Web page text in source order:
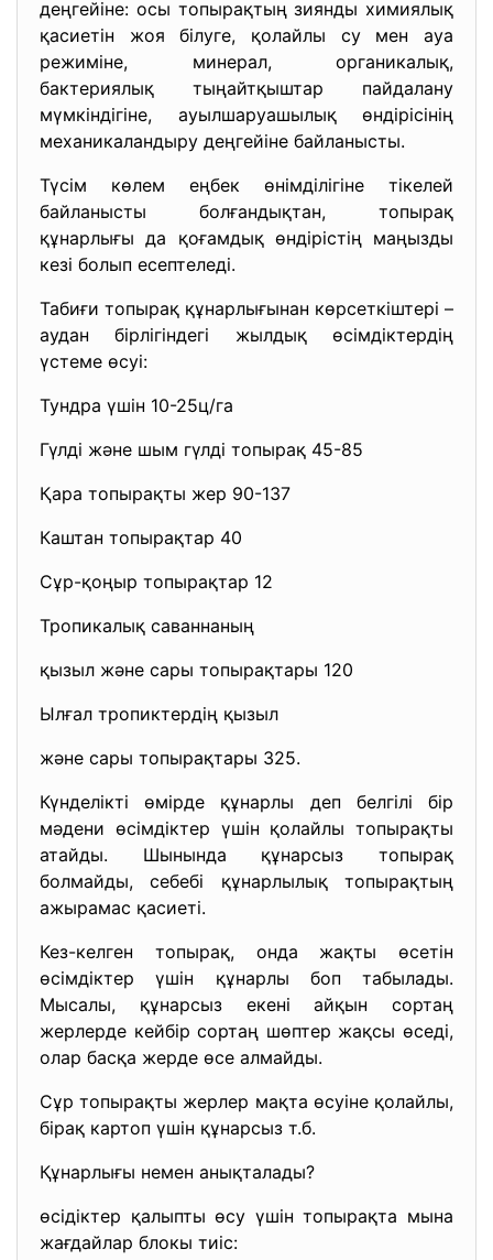
деңгейіне: осы топырақтың зиянды химиялық
қасиетін жоя білуге, қолайлы су мен ауа
режиміне, минерал, органикалық,
бактериялық тыңайтқыштар пайдалану
мүмкіндігіне, ауылшаруашылық өндірісінің
механикаландыру деңгейіне байланысты.
Түсім көлем еңбек өнімділігіне тікелей
байланысты болғандықтан, топырақ
құнарлығы да қоғамдық өндірістің маңызды
кезі болып есептеледі.
Табиғи топырақ құнарлығынан көрсеткіштері –
аудан бірлігіндегі жылдық өсімдіктердің
үстеме өсуі:
Тундра үшін 10-25ц/га
Гүлді және шым гүлді топырақ 45-85
Қара топырақты жер 90-137
Каштан топырақтар 40
Сұр-қоңыр топырақтар 12
Тропикалық саваннаның
қызыл және сары топырақтары 120
Ылғал тропиктердің қызыл
және сары топырақтары 325.
Күнделікті өмірде құнарлы деп белгілі бір
мәдени өсімдіктер үшін қолайлы топырақты
атайды. Шынында құнарсыз топырақ
болмайды, себебі құнарлылық топырақтың
ажырамас қасиеті.
Кез-келген топырақ, онда жақты өсетін
өсімдіктер үшін құнарлы боп табылады.
Мысалы, құнарсыз екені айқын сортаң
жерлерде кейбір сортаң шөптер жақсы өседі,
олар басқа жерде өсе алмайды.
Сұр топырақты жерлер мақта өсуіне қолайлы,
бірақ картоп үшін құнарсыз т.б.
Құнарлығы немен анықталады?
өсідіктер қалыпты өсу үшін топырақта мына
жағдайлар блокы тиіс: